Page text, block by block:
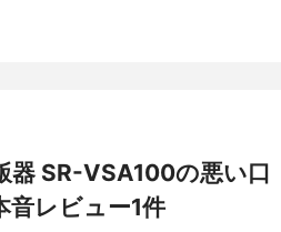
SR-VSA100の悪い口
音レビュー1件